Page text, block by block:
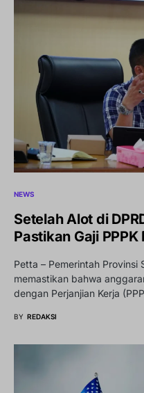
NEWS
Setelah Alot di
Pastikan Gaji
Petta – Pemerintah Provinsi
memastikan bahwa
dengan Perjanjian Kerja
BY REDAKSI